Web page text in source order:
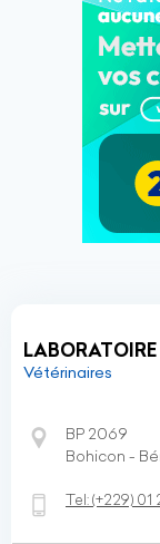
Vétérinaires
BP 2069
Bohicon -
Tel:(+229) 01